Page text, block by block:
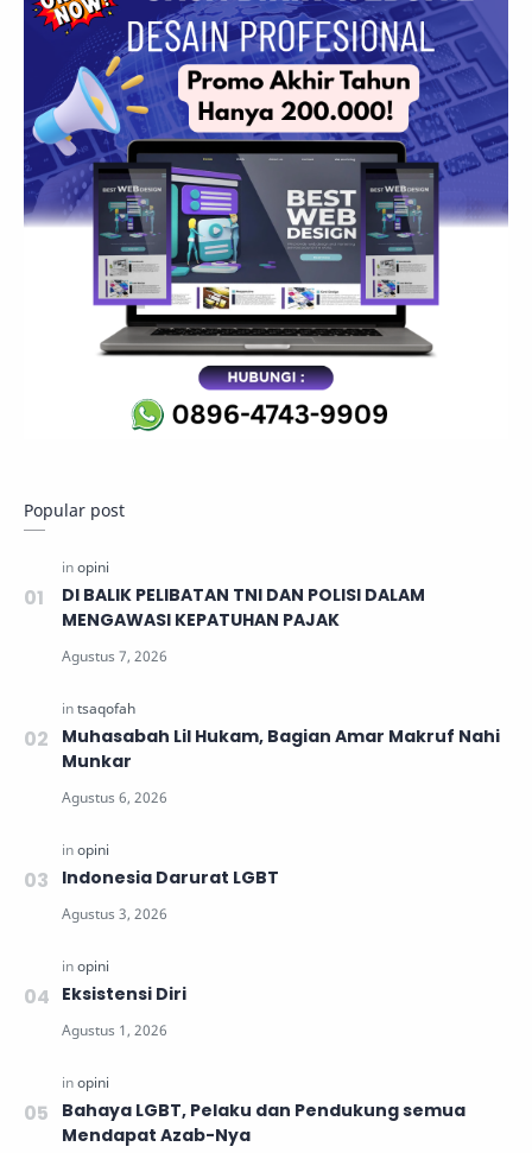
Popular post
DI BALIK PELIBATAN TNI DAN POLISI DALAM
MENGAWASI KEPATUHAN PAJAK
Muhasabah Lil Hukam, Bagian Amar Makruf Nahi
Munkar
Indonesia Darurat LGBT
Eksistensi Diri
Bahaya LGBT, Pelaku dan Pendukung semua
Mendapat Azab-Nya